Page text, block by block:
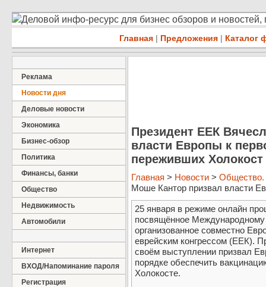
Деловой инфо-ресурс для бизнес обзоров и
Главная | Предложения | Каталог
Реклама
Новости дня
Деловые новости
Экономика
Бизнес-обзор
Политика
Финансы, банки
Общество
Недвижимость
Автомобили
Интернет
ВХОД/Напоминание пароля
Регистрация
Президент ЕЕК
власти Европы к
переживших Холокост
Главная > Новости > Общество.
Моше Кантор призвал власти
25 января в режиме онлайн
посвящённое
организованное совместно
еврейским конгрессом (ЕЕК).
своём выступлении призвал
порядке обеспечить
Холокосте.